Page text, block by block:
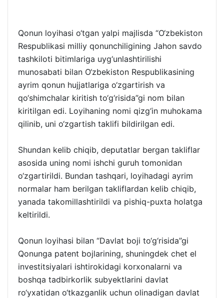
Qonun loyihasi o‘tgan yalpi majlisda “O‘zbekiston
Respublikasi milliy qonunchiligining Jahon savdo
tashkiloti bitimlariga uyg‘unlashtirilishi
munosabati bilan O‘zbekiston Respublikasining
ayrim qonun hujjatlariga o‘zgartirish va
qo‘shimchalar kiritish to‘g‘risida”gi nom bilan
kiritilgan edi. Loyihaning nomi qizg‘in muhokama
qilinib, uni o‘zgartish taklifi bildirilgan edi.
Shundan kelib chiqib, deputatlar bergan takliflar
asosida uning nomi ishchi guruh tomonidan
o‘zgartirildi. Bundan tashqari, loyihadagi ayrim
normalar ham berilgan takliflardan kelib chiqib,
yanada takomillashtirildi va pishiq-puxta holatga
keltirildi.
Qonun loyihasi bilan “Davlat boji to‘g‘risida”gi
Qonunga patent bojlarining, shuningdek chet el
investitsiyalari ishtirokidagi korxonalarni va
boshqa tadbirkorlik subyektlarini davlat
ro‘yxatidan o‘tkazganlik uchun olinadigan davlat